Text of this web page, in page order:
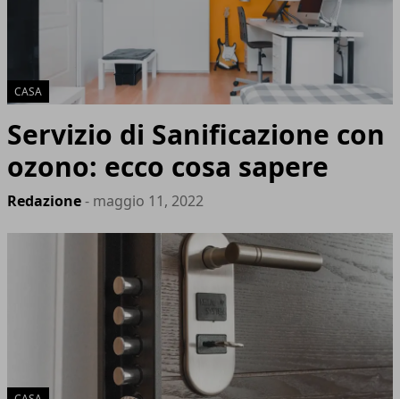
CASA
Servizio di Sanificazione con
ozono: ecco cosa sapere
Redazione- maggio 11, 2022